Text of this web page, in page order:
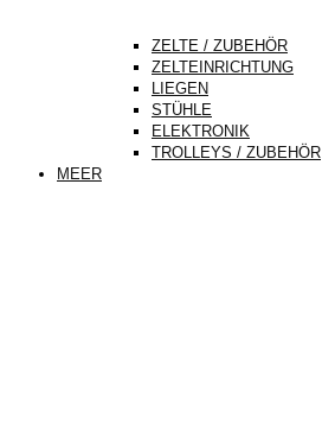
ZELTE / ZUBEHÖR
ZELTEINRICHTUNG
LIEGEN
STÜHLE
ELEKTRONIK
TROLLEYS / ZUBEHÖR
MEER